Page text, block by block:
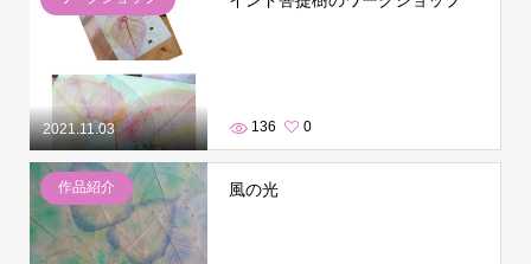
2021.11.03 136 0
作品紹介 風の光